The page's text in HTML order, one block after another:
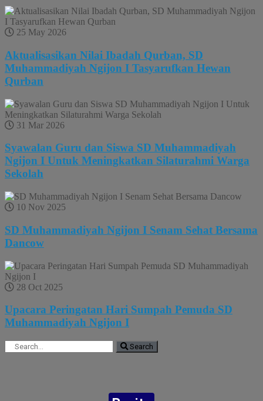
25 May 2026
Aktualisasikan Nilai Ibadah Qurban, SD
Muhammadiyah Ngijon I Tasyarufkan Hewan
Qurban
31 Mar 2026
Syawalan Guru dan Siswa SD Muhammadiyah
Ngijon I Untuk Meningkatkan Silaturahmi Warga
Sekolah
10 Nov 2025
SD Muhammadiyah Ngijon I Senam Sehat Bersama
Dancow
28 Oct 2025
Upacara Peringatan Hari Sumpah Pemuda SD
Muhammadiyah Ngijon I
Search